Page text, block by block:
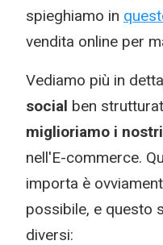
spieghiamo in
vendita online per
Vediamo più in
social ben
miglioriamo i
nell'E-commerce.
importa è
possibile, e questo
diversi: